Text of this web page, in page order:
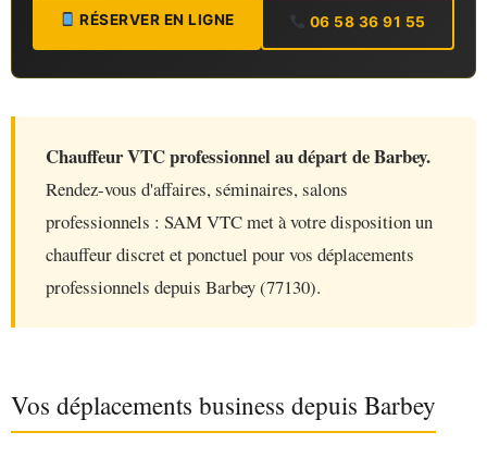
RÉSERVER EN LIGNE 06 58 36 91 55
Chauffeur VTC professionnel au départ de Barbey.
Rendez-vous d'affaires, séminaires, salons
professionnels : SAM VTC met à votre disposition un
chauffeur discret et ponctuel pour vos déplacements
professionnels depuis Barbey (77130).
Vos déplacements business depuis Barbey